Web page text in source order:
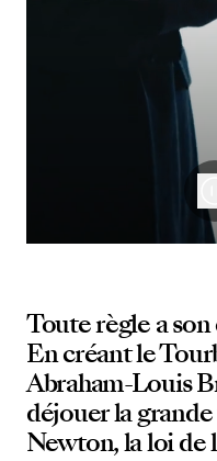
Toute règle a
En créant le
Abraham-Louis
déjouer la
Newton, la loi de